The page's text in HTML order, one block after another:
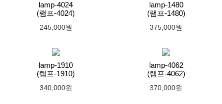
lamp-4024
(램프-4024)
245,000원
lamp-1480
(램프-1480)
375,000원
lamp-1910
(램프-1910)
340,000원
lamp-4062
(램프-4062)
370,000원